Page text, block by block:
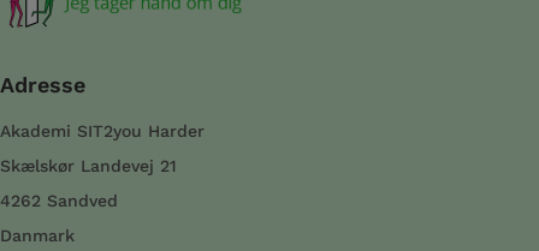
Adresse
Akademi SIT2you Harder
Skælskør Landevej 21
4262 Sandved
Danmark